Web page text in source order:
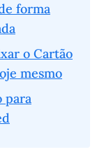
forma
o Cartão
mesmo
para